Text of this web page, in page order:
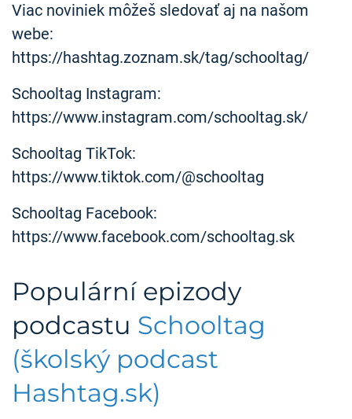
Viac noviniek môžeš sledovať aj na našom
webe:
https://hashtag.zoznam.sk/tag/schooltag/
Schooltag Instagram:
https://www.instagram.com/schooltag.sk/
Schooltag TikTok:
https://www.tiktok.com/@schooltag
Schooltag Facebook:
https://www.facebook.com/schooltag.sk
Populární epizody
podcastu Schooltag
(školský podcast
Hashtag.sk)